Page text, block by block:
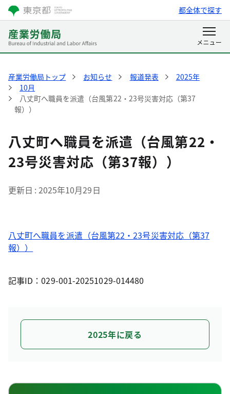
都全体で探す
産業労働局トップ お知らせ 報道発表
2025年
10月
八丈町へ職員を派遣（台風第22・23号災害対応（第37
報））
八丈町へ職員を派遣（台風第22・
23号災害対応（第37報））
更新日 2025年10月29日
八丈町へ職員を派遣（台風第22・23号災害対応（第37
報））
記事ID：029-001-20251029-014480
2025年に戻る